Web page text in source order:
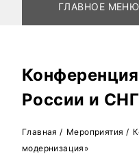
ГЛАВНОЕ МЕНЮ
Обогащение
России и
Главная / Мероприятия /
модернизация»